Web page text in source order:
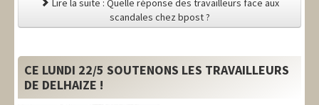
Lire la suite : Quelle réponse des travailleurs face aux
scandales chez bpost ?
CE LUNDI 22/5 SOUTENONS LES TRAVAILLEURS
DE DELHAIZE !